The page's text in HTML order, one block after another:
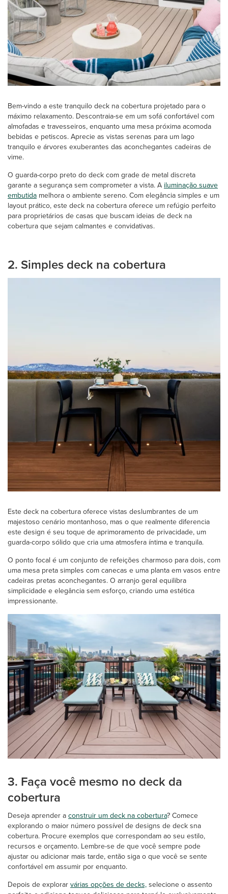
Bem-vindo a este tranquilo deck na cobertura projetado para o
máximo relaxamento. Descontraia-se em um sofá confortável com
almofadas e travesseiros, enquanto uma mesa próxima acomoda
bebidas e petiscos. Aprecie as vistas serenas para um lago
tranquilo e árvores exuberantes das aconchegantes cadeiras de
vime.
O guarda-corpo preto do deck com grade de metal discreta
garante a segurança sem comprometer a vista. A iluminação suave
embutida melhora o ambiente sereno. Com elegância simples e um
layout prático, este deck na cobertura oferece um refúgio perfeito
para proprietários de casas que buscam ideias de deck na
cobertura que sejam calmantes e convidativas.
2. Simples deck na cobertura
Este deck na cobertura oferece vistas deslumbrantes de um
majestoso cenário montanhoso, mas o que realmente diferencia
este design é seu toque de aprimoramento de privacidade, um
guarda-corpo sólido que cria uma atmosfera íntima e tranquila.
O ponto focal é um conjunto de refeições charmoso para dois, com
uma mesa preta simples com canecas e uma planta em vasos entre
cadeiras pretas aconchegantes. O arranjo geral equilibra
simplicidade e elegância sem esforço, criando uma estética
impressionante.
3. Faça você mesmo no deck da
cobertura
Deseja aprender aconstruir um deck na cobertura? Comece
explorando o maior número possível de designs de deck sna
cobertura. Procure exemplos que correspondam ao seu estilo,
recursos e orçamento. Lembre-se de que você sempre pode
ajustar ou adicionar mais tarde, então siga o que você se sente
confortável em assumir por enquanto.
Depois de explorarvárias opções de decks,selecione o assento